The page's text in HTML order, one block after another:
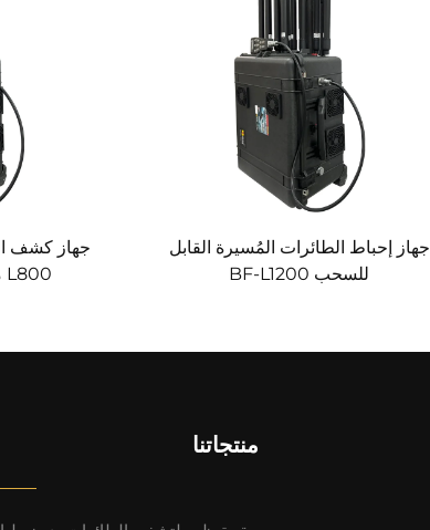
جهاز إحباط الطائرات المُسيرة القابل
للسحب BF-L1200
L800 من نوع علبة سحب
منتجاتنا